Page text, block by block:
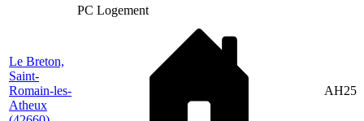
PC Logement
Le Breton,
Saint-
Romain-les-
Atheux
AH25